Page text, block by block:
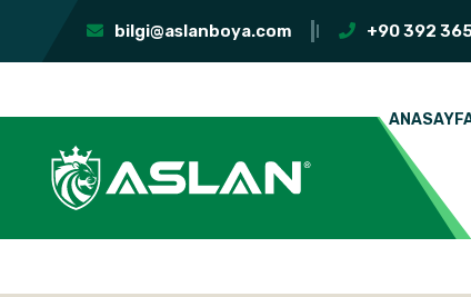
bilgi@aslanboya.com +90 392